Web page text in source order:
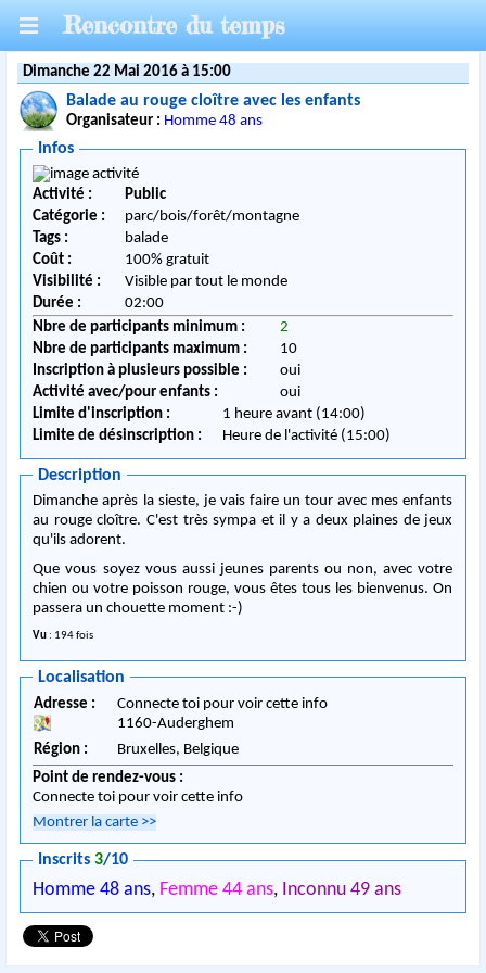
Rencontre du temps
Dimanche 22 Mai 2016 à 15:00
Balade au rouge cloître avec les enfants
Organisateur : Homme 48 ans
Infos
Activité :
Public
Catégorie :
parc/bois/forêt/montagne
Tags :
balade
Coût :
100% gratuit
Visibilité :
Visible par tout le monde
Durée :
02:00
Nbre de participants minimum :
2
Nbre de participants maximum :
10
Inscription à plusieurs possible :
oui
Activité avec/pour enfants :
oui
Limite d'inscription :
1 heure avant (14:00)
Limite de désinscription :
Heure de l'activité (15:00)
Description
Dimanche après la sieste, je vais faire un tour avec mes enfants
au rouge cloître. C'est très sympa et il y a deux plaines de jeux
qu'ils adorent.
Que vous soyez vous aussi jeunes parents ou non, avec votre
chien ou votre poisson rouge, vous êtes tous les bienvenus. On
passera un chouette moment :-)
Vu : 194 fois
Localisation
Adresse :
Connecte toi pour voir cette info
1160-Auderghem
Région :
Bruxelles, Belgique
Point de rendez-vous :
Connecte toi pour voir cette info
Montrer la carte >>
Inscrits3/10
Homme 48 ans, Femme 44 ans, Inconnu 49 ans